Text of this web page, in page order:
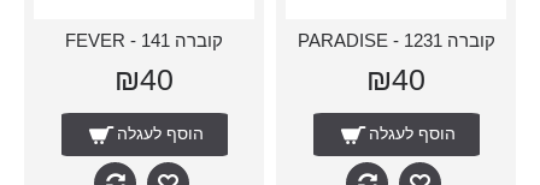
קוברה 1231 - PARADISE
₪40
הוסף לעגלה
קוברה 141 - FEVER
₪40
הוסף לעגלה